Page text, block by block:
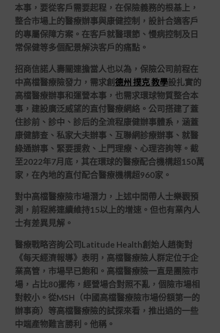
本事，要從客戶需要起程，在保險義務的根基上，
整合市場上的醫療辦事與康健控制，設計合適客戶
的專屬保障方案。在客戶就醫環節、慢病控制及日
常保健等多個配景解決客戶的痛點。
招商信諾人壽關連擔當人也以為，保險公司前程在
中高檔醫療險發力，需求創德州 撲克 教學設扎實的
高檔醫療辦事和運營本事，也需求環球物質整合本
事，建設廣泛威望的直付醫療網絡。公司搭建了蓋
住診前、診中、診后的全流程康健辦事體系，涵蓋
康健篩查、私家大夫辦事、互聯網診療辦事、就醫
綠通辦事、緊要援救、上門理療、心理咨詢等。截
至2022年7月底，其在環球的醫療配合機構超150萬
家，在內地的直付配合醫療機構超960家。
對中高檔醫療險市場潛力，上述中間帶人士樂觀預
測，前程將連續維持15以上的增速。但也有業內人
士有差異見解。
醫療戰略咨詢公司Latitude Health創始人趙衡對
《每天經濟報導》表明，高檔醫療險人群定位于企
業高管，市場早已飽和。高檔醫療險一直是團險市
場，占比80擺佈，經營場合對照不亂，個險市場相
對較小。從MSH（中國高檔醫療險市場份額第一的
辦事商）等高檔醫療險的試探來看，推出過的一些
中端產物難言勝利。他稱。